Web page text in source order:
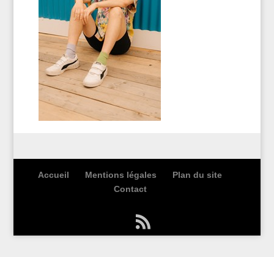
Accueil Mentions légales
Plan du site
Contact